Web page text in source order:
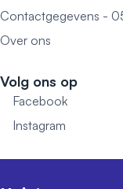
Contactgegevens -
Over ons
Volg ons op
Facebook
Instagram